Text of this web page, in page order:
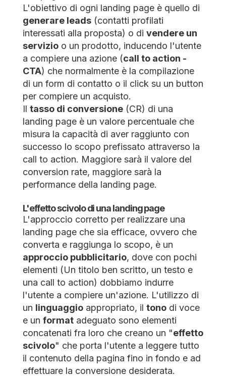
L'obiettivo di ogni landing page è quello di
generare leads (contatti profilati
interessati alla proposta) o di vendere un
servizio o un prodotto, inducendo l'utente
a compiere una azione (call to action -
CTA) che normalmente è la compilazione
di un form di contatto o il click su un button
per compiere un acquisto.
Il tasso di conversione (CR) di una
landing page è un valore percentuale che
misura la capacità di aver raggiunto con
successo lo scopo prefissato attraverso la
call to action. Maggiore sarà il valore del
conversion rate, maggiore sarà la
performance della landing page.
L'effetto scivolo di una landing page
L'approccio corretto per realizzare una
landing page che sia efficace, ovvero che
converta e raggiunga lo scopo, è un
approccio pubblicitario, dove con pochi
elementi (Un titolo ben scritto, un testo e
una call to action) dobbiamo indurre
l'utente a compiere un'azione. L'utilizzo di
un linguaggio appropriato, il tono di voce
e un format adeguato sono elementi
concatenati fra loro che creano un "effetto
scivolo" che porta l'utente a leggere tutto
il contenuto della pagina fino in fondo e ad
effettuare la conversione desiderata.